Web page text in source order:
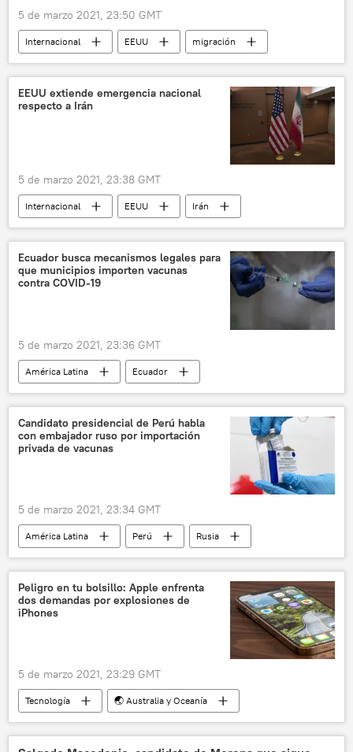
5 de marzo 2021, 23:50 GMT
Internacional EEUU migración
EEUU extiende emergencia nacional
respecto a Irán
5 de marzo 2021, 23:38 GMT
Internacional EEUU Irán
Ecuador busca mecanismos legales para
que municipios importen vacunas
contra COVID-19
5 de marzo 2021, 23:36 GMT
América Latina
Ecuador
vacunación contra el COVID-19
vacunación
Candidato presidencial de Perú habla
con embajador ruso por importación
privada de vacunas
5 de marzo 2021, 23:34 GMT
América Latina Perú
Rusia
vacunación
Peligro en tu bolsillo: Apple enfrenta
dos demandas por explosiones de
iPhones
5 de marzo 2021, 23:29 GMT
Tecnología
🌏 Australia y Oceanía
iPhone
📱 Gadgets Apple